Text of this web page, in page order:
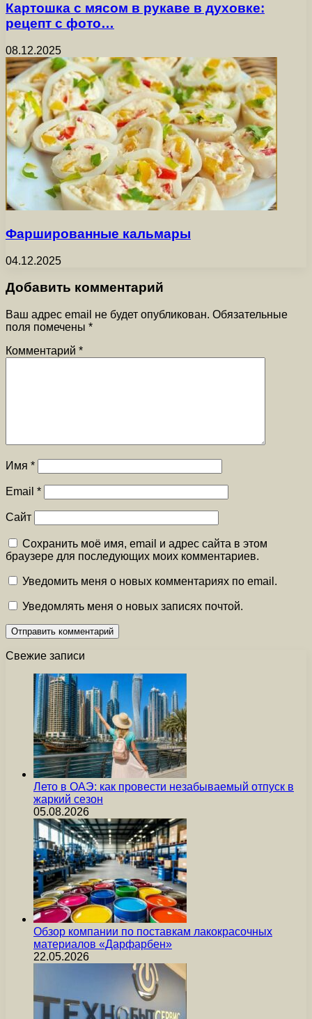
Картошка с мясом в рукаве в духовке:
рецепт с фото…
08.12.2025
Фаршированные кальмары
04.12.2025
Добавить комментарий
Ваш адрес email не будет опубликован. Обязательные
поля помечены *
Комментарий *
Имя *
Email *
Сайт
Сохранить моё имя, email и адрес сайта в этом
браузере для последующих моих комментариев.
Уведомить меня о новых комментариях по email.
Уведомлять меня о новых записях почтой.
Свежие записи
Лето в ОАЭ: как провести незабываемый отпуск в
жаркий сезон
05.08.2026
Обзор компании по поставкам лакокрасочных
материалов «Дарфарбен»
22.05.2026